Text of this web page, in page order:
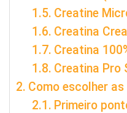
Creatine
Creatina
Creatina
Creatina Pro
Como escolher
Primeiro